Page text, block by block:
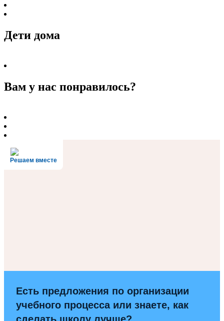
Дети дома
Вам у нас понравилось?
Решаем вместе
Есть предложения по организации
учебного процесса или знаете, как